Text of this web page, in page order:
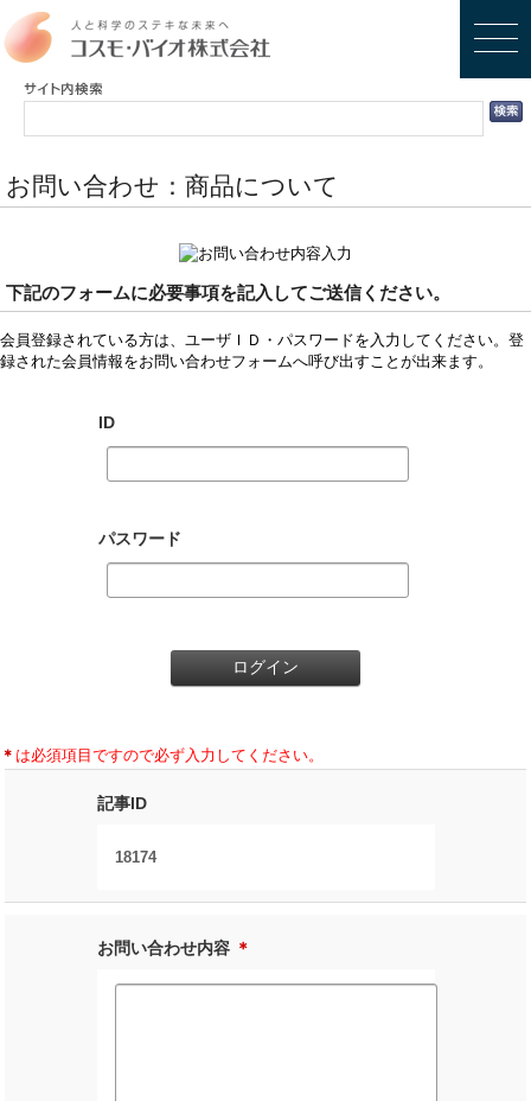
お問い合わせ：商品について
下記のフォームに必要事項を記入してご送信ください。
会員登録されている方は、ユーザＩＤ・パスワードを入力してください。登
録された会員情報をお問い合わせフォームへ呼び出すことが出来ます。
ID
パスワード
＊ は必須項目ですので必ず入力してください。
記事ID
18174
お問い合わせ内容 ＊